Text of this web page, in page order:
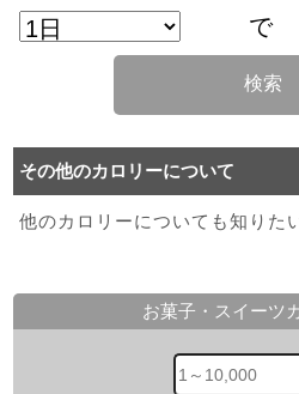
で
検索
その他のカロリーについて
他のカロリーについても知りた
お菓子・スイーツ